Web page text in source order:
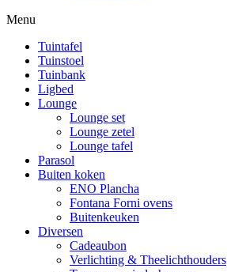
Menu
Tuintafel
Tuinstoel
Tuinbank
Ligbed
Lounge
Lounge set
Lounge zetel
Lounge tafel
Parasol
Buiten koken
ENO Plancha
Fontana Forni ovens
Buitenkeuken
Diversen
Cadeaubon
Verlichting & Theelichthouders